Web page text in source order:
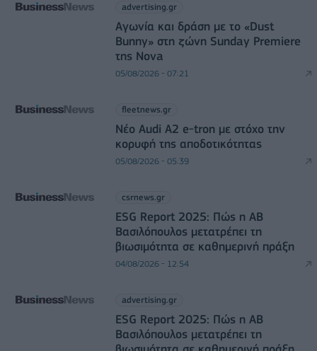
advertising.gr
Αγωνία και δράση με το «Dust
Bunny» στη ζώνη Sunday Premiere
της Nova
05/08/2026 - 07:21
fleetnews.gr
Νέο Audi A2 e-tron με στόχο την
κορυφή της αποδοτικότητας
05/08/2026 - 05:39
csrnews.gr
ESG Report 2025: Πώς η ΑΒ
Βασιλόπουλος μετατρέπει τη
βιωσιμότητα σε καθημερινή πράξη
04/08/2026 - 12:54
advertising.gr
ESG Report 2025: Πώς η ΑΒ
Βασιλόπουλος μετατρέπει τη